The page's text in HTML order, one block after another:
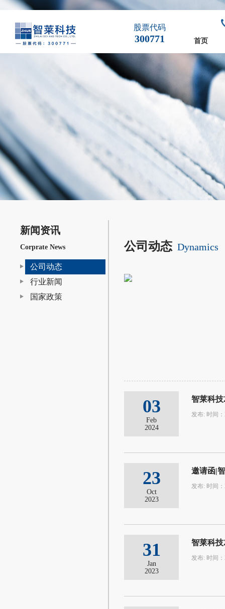
股票代码
300771 首页
新闻资讯
Corprate News
公司动态
行业新闻
国家政策
公司动态 Dynamics
03
Feb
2024
智莱科
发布: 时间：
23
Oct
2023
邀请函|
发布: 时间：
31
Jan
2023
智莱科
发布: 时间：